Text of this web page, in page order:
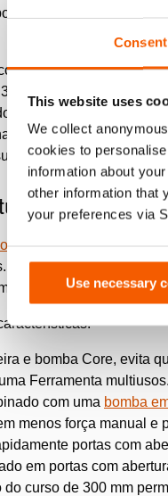
Consent
This website uses
We collect
cookies to
information about
other information that
your preferences via
Use necessary
ferramenta de
um peso pronto para
permite-lhe instalar
curso: 130 mm
significa que são
operação menos
de portas
DR200
Ao ser bifásico,
fácil de utilizar.
e bomba Core, evita
Ferramenta multiusos.
com uma bomba
menos força manual e
portas com
em portas com
curso de 300 mm